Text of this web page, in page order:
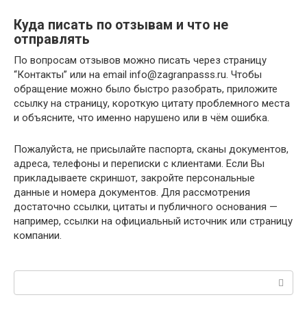
Куда писать по отзывам и что не
отправлять
По вопросам отзывов можно писать через страницу
“Контакты” или на email info@zagranpasss.ru. Чтобы
обращение можно было быстро разобрать, приложите
ссылку на страницу, короткую цитату проблемного места
и объясните, что именно нарушено или в чём ошибка.
Пожалуйста, не присылайте паспорта, сканы документов,
адреса, телефоны и переписки с клиентами. Если Вы
прикладываете скриншот, закройте персональные
данные и номера документов. Для рассмотрения
достаточно ссылки, цитаты и публичного основания —
например, ссылки на официальный источник или страницу
компании.
Поиск: